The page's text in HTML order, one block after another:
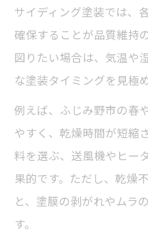
サイディング塗装では、
確保することが品質維持
図りたい場合は、気温や
な塗装タイミングを見極
例えば、ふじみ野市の春
やすく、乾燥時間が短縮
料を選ぶ、送風機やヒー
果的です。ただし、乾燥
と、塗膜の剥がれやムラ
す。